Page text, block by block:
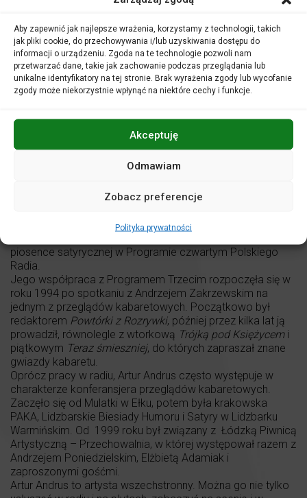
Aby zapewnić jak najlepsze wrażenia, korzystamy z technologii, takich
jak pliki cookie, do przechowywania i/lub uzyskiwania dostępu do
informacji o urządzeniu. Zgoda na te technologie pozwoli nam
przetwarzać dane, takie jak zachowanie podczas przeglądania lub
unikalne identyfikatory na tej stronie. Brak wyrażenia zgody lub wycofanie
zgody może niekorzystnie wpłynąć na niektóre cechy i funkcje.
Akceptuję
Odmawiam
Zobacz preferencje
Polityka prywatności
kabaretowy co jakiś czas konferansjer różnych imprez
kabaretowych, komentatorSzkła kontaktowego, do
listopada 2017 r. redaktor trójkowejAkademii rozrywki
lipca 2018 r. współpracuje z Radiem RMF Classic,
prezentując swoje autorskie audycje: Wakacje z Andrusem
Studiował dziennikarstwo na Uniwersytecie Warszawskim.
W czasach studenckich współpracował z Rozgłośnią
w jego karierze artystycznej okazał się przeprowadzony
został przeprowadzony wierszem – Artur zadawał
wierszem odpowiadał. Niedługo po tym Artur Andrus
piosence satyrycznej w Programie czwartym Polskiego
Radia.
Jego współpraca z Programem Trzecim rozpoczęła się w
roku 1994 po spotkaniu z Andrzejem Zakrzewskim na
jednym z przeglądów kabaretowych. Początkowo był
redaktorem Powtórki z Rozrywki, później przez kilka lat ją
prowadził, równolegle z wtorkową Trójką pod Księżycemi
piątkowym Teraz śmieszniej, do których zapraszał znane
gwiazdy kabaretu.
Oprócz pracy w radiu, Artur Andrus często występuje w
charakterze konferansjera przeglądów kabaretowych.
Zaczęło się od Mulatki w Ełku, potem była krakowska
PAKA, Lidzbarskie Biesiady Humoru i Satyry w Lidzbarku
Warmińskim. Od 1999 roku był związany z Łódzką Piwnicą
Artystyczną – Przechowalnia, w której występował razem z
Andrzejem Poniedzielskim, Elżbietą Adamiak i
zaproszonymi gośćmi.
Artur Andrus to artysta wszechstronny. Można go nie tylko